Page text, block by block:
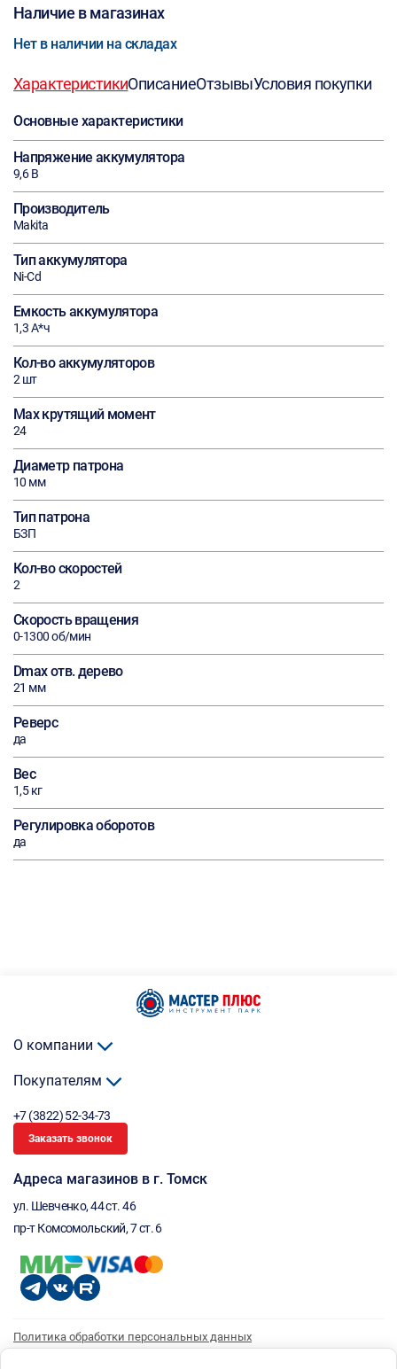
Наличие в магазинах
Нет в наличии на складах
ХарактеристикиОписаниеОтзывыУсловия покупки
Основные характеристики
Напряжение аккумулятора
9,6 В
Производитель
Makita
Тип аккумулятора
Ni-Cd
Емкость аккумулятора
1,3 А*ч
Кол-во аккумуляторов
2 шт
Max крутящий момент
24
Диаметр патрона
10 мм
Тип патрона
БЗП
Кол-во скоростей
2
Скорость вращения
0-1300 об/мин
Dmax отв. дерево
21 мм
Реверс
да
Вес
1,5 кг
Регулировка оборотов
да
О компании
Покупателям
+7 (3822) 52-34-73
Заказать звонок
Адреса магазинов в г. Томск
ул. Шевченко, 44 ст. 46
пр-т Комсомольский, 7 ст. 6
Политика обработки персональных данных